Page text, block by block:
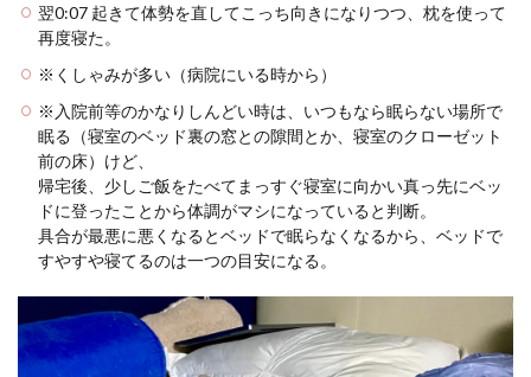
翌0:07 起きて体勢を直してこっち向きになりつつ、枕を使って
再度寝た。
※くしゃみが多い（病院にいる時から）
※入院前等のかなりしんどい時は、いつもなら眠らない場所で
眠る（寝室のベッド裏の窓との隙間とか、寝室のクローゼット
前の床）けど、
帰宅後、少しご飯をたべてまっすぐ寝室に向かい真っ先にベッ
ドに登ったことから体調がマシになっていると判断。
具合が最悪に悪くなるとベッドで眠らなくなるから、ベッドで
すやすや寝てるのは一つの目安になる。